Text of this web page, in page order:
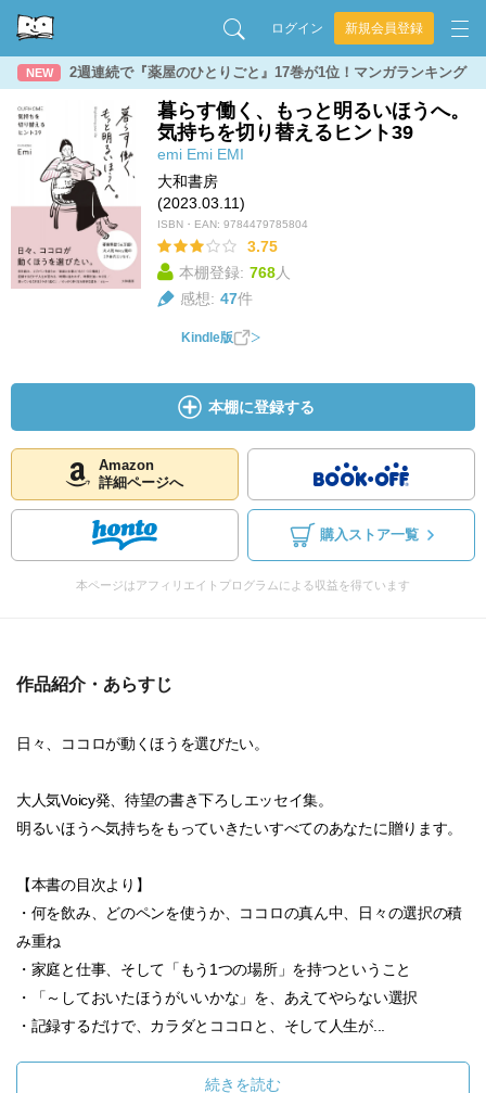
ログイン 新規会員登録
NEW 2週連続で『薬屋のひとりごと』17巻が1位！マンガランキング
暮らす働く、もっと明るいほうへ。
気持ちを切り替えるヒント39
emi Emi EMI
大和書房
(2023.03.11)
ISBN・EAN: 9784479785804
3.75
本棚登録: 768人
感想: 47件
Kindle版
本棚に登録する
Amazon
詳細ページへ
購入ストア一覧
本ページはアフィリエイトプログラムによる収益を得ています
作品紹介・あらすじ
日々、ココロが動くほうを選びたい。
大人気Voicy発、待望の書き下ろしエッセイ集。
明るいほうへ気持ちをもっていきたいすべてのあなたに贈ります。
【本書の目次より】
・何を飲み、どのペンを使うか、ココロの真ん中、日々の選択の積
み重ね
・家庭と仕事、そして「もう1つの場所」を持つということ
・「～しておいたほうがいいかな」を、あえてやらない選択
・記録するだけで、カラダとココロと、そして人生が...
続きを読む